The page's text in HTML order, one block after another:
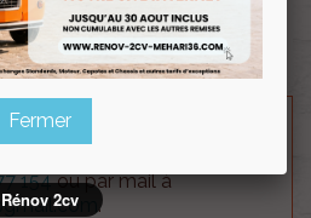
12mm +rondelles et
technique sur le produit
154ou par mail à
.
Fermer
Rénov 2cv